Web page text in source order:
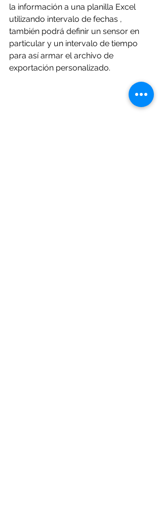
la información a una planilla Excel
utilizando intervalo de fechas ,
también podrá definir un sensor en
particular y un intervalo de tiempo
para así armar el archivo de
exportación personalizado.